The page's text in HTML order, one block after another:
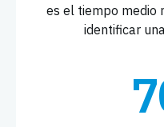
es el tiempo medio
identificar